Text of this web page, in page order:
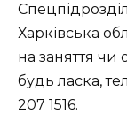
Харківська
на заняття чи
будь ласка,
207 1516.